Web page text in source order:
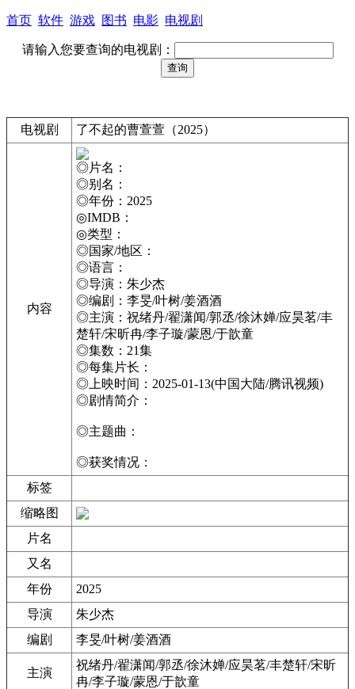
首页 软件 游戏 图书 电影 电视剧
请输入您要查询的电视剧：
电视剧 了不起的曹萱萱（2025）
内容
◎片名：
◎别名：
◎年份：2025
◎IMDB：
◎类型：
◎国家/地区：
◎语言：
◎导演：朱少杰
◎编剧：李旻/叶树/姜酒酒
◎主演：祝绪丹/翟潇闻/郭丞/徐沐婵/应昊茗/丰
楚轩/宋昕冉/李子璇/蒙恩/于歆童
◎集数：21集
◎每集片长：
◎上映时间：2025-01-13(中国大陆/腾讯视频)
◎剧情简介：
◎主题曲：
◎获奖情况：
标签
缩略图
片名
又名
年份
2025
导演
朱少杰
编剧
李旻/叶树/姜酒酒
主演
祝绪丹/翟潇闻/郭丞/徐沐婵/应昊茗/丰楚轩/宋昕
冉/李子璇/蒙恩/于歆童